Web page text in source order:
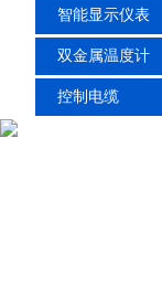
智能显示仪表
双金属温度计
控制电缆